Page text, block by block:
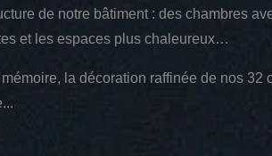
de notre bâtiment : des chambres
et les espaces plus chaleureux…
la décoration raffinée de nos